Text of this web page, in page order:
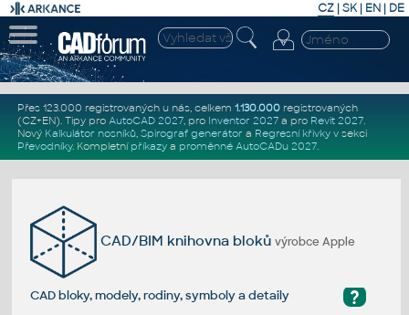
CZ | SK| EN | DE
Přes 123.000 registrovaných u nás, celkem 1.130.000registrovaných
(CZ+EN). Tipy pro AutoCAD 2027, pro Inventor 2027a pro Revit 2027.
Nový Kalkulátor nosníků, Spirograf generátor a Regresní křivkyv sekci
Převodníky. Kompletní příkazya proměnné AutoCADu 2027.
CAD/BIM knihovna blokůvýrobce Apple
?
CAD bloky, modely, rodiny, symboly a detaily